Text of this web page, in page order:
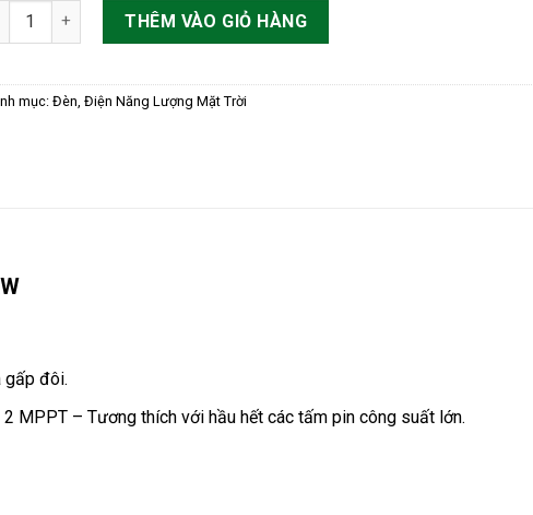
Tần Hybrid Dân Dụng 3-Pha Áp Thấp SolaX X3-NEO LV 10kW số lượng
THÊM VÀO GIỎ HÀNG
mục:Đèn, Điện Năng Lượng Mặt Trời
gấp đôi.
MPPT – Tương thích với hầu hết các tấm pin công suất lớn.